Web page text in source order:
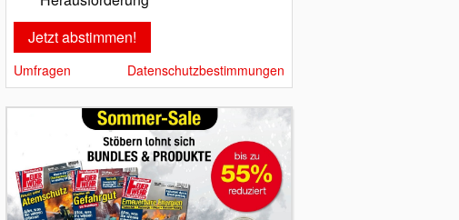
Umfragen Datenschutzbestimmungen